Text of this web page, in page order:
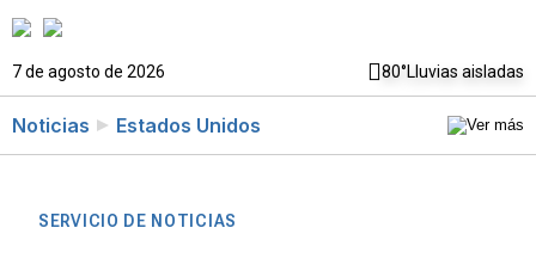
7 de agosto de 2026 80°Lluvias aisladas
Noticias Estados Unidos
SERVICIO DE NOTICIAS